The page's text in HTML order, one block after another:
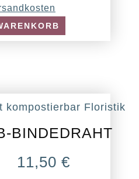
BINDEDRAHT
11,50 €